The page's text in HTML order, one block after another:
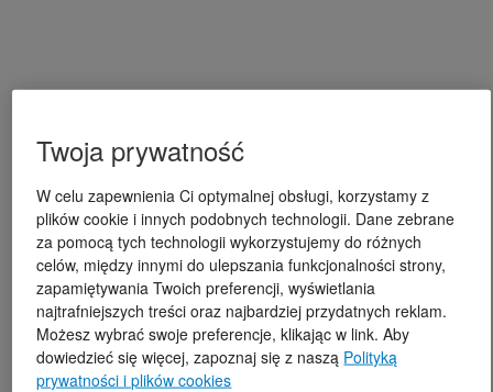
Twoja prywatność
W celu zapewnienia Ci optymalnej obsługi, korzystamy z
plików cookie i innych podobnych technologii. Dane zebrane
za pomocą tych technologii wykorzystujemy do różnych
celów, między innymi do ulepszania funkcjonalności strony,
zapamiętywania Twoich preferencji, wyświetlania
najtrafniejszych treści oraz najbardziej przydatnych reklam.
Możesz wybrać swoje preferencje, klikając w link. Aby
dowiedzieć się więcej, zapoznaj się z naszą Polityką
prywatności i plików cookies